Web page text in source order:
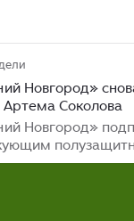
Новгород»
Соколова
Новгород»
сообщили в